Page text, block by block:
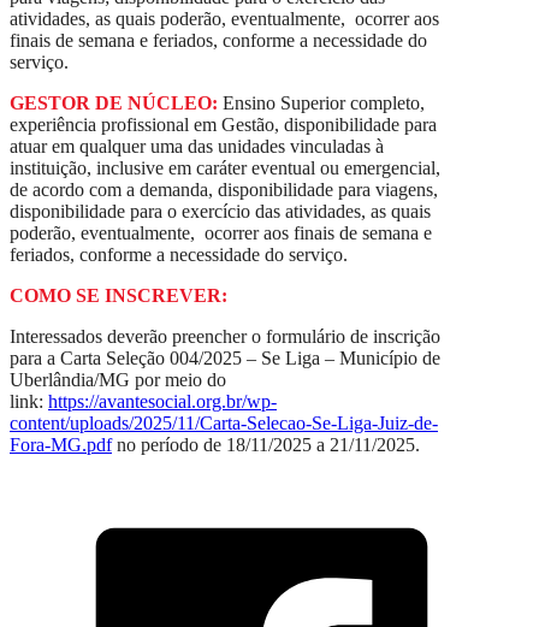
atividades, as quais poderão, eventualmente, ocorrer aos
finais de semana e feriados, conforme a necessidade do
serviço.
GESTOR DE NÚCLEO: Ensino Superior completo,
experiência profissional em Gestão, disponibilidade para
atuar em qualquer uma das unidades vinculadas à
instituição, inclusive em caráter eventual ou emergencial,
de acordo com a demanda, disponibilidade para viagens,
disponibilidade para o exercício das atividades, as quais
poderão, eventualmente, ocorrer aos finais de semana e
feriados, conforme a necessidade do serviço.
COMO SE INSCREVER:
Interessados deverão preencher o formulário de inscrição
para a Carta Seleção 004/2025 – Se Liga – Município de
Uberlândia/MG por meio do
link: https://avantesocial.org.br/wp-
content/uploads/2025/11/Carta-Selecao-Se-Liga-Juiz-de-
Fora-MG.pdf no período de 18/11/2025 a 21/11/2025.